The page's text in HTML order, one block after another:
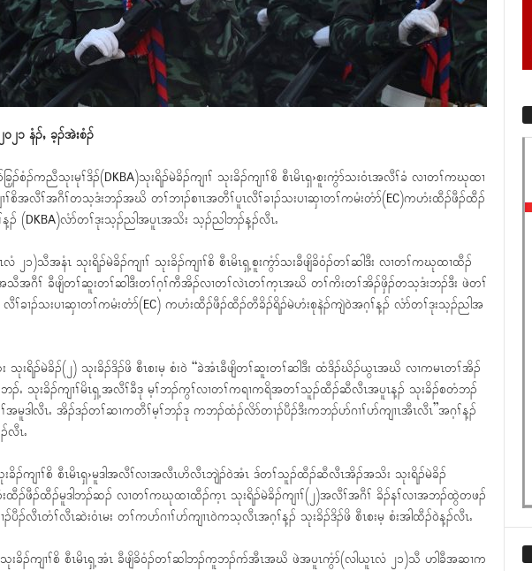
၂၁ နံၣ်ႇ ခ့ၣ်အဲးစံၣ်
ြ့ၣ်စံၣ်ကညီသုးမုၢ်ဒိၣ်(DKBA)သုးရိၣ်မဲခိၣ်ကျၢၢ် သုးခိၣ်ကျၢၢ်စိ စီၤမိၤရှ›စူးကွံာ်သး၀ံၤအလီၢ်ခံ လၢတၢ်ကဃုထၢ
ၢ်စိအလီၢ်အဂီၢ်တသ့ဒံးဘၣ်အဃိ တၢ်ဘၢၣ်စၢၤအတီၢ်ပူၤလီၢ်ခၢၣ်သးပၢဆှၢတၢ်ကမံးတံာ်(EC)ကဟံးထီၣ်ဖီၣ်ထီၣ်
ၣ် (DKBA)လံာ်တၢ်ဒုးသ့ၣ်ညါအပူၤအသိး သ့ၣ်ညါဘၣ်န့ၣ်လီၤႉ
၂၁)သီအနံၤ သုးရိၣ်မဲခိၣ်ကျၢၢ် သုးခိၣ်ကျၢၢ်စိ စီၤမိၤရှ့စူးကွံာ်သးခီဖျိခိ၀ံၣ်တၢ်ဆါဒီး လၢတၢ်ကဃုထၢထီၣ်
အသီအဂီၢ် ခီဖျိတၢ်ဆူးတၢ်ဆါဒီးတၢ်ဂ့ၢ်ကီအိၣ်လၢတၢ်လဲၤတၢ်က့ၤအဃိ တၢ်ကိးတၢ်အိၣ်ဖှိၣ်တသ့ဒံးဘၣ်ဒီး ဖဲတၢ်
လီၢ်ခၢၣ်သးပၢဆှၢတၢ်ကမံးတံာ်(EC) ကဟံးထီၣ်ဖီၣ်ထီၣ်တီခိၣ်ရိၣ်မဲဟံးစုနဲၣ်ကျဲ၀ဲအဂ့ၢ်န့ၣ် လံာ်တၢ်ဒုးသ့ၣ်ညါအ
း သုးရိၣ်မဲခိၣ်(၂) သုးခိၣ်ဒိၣ်ဖိ စီၤစးမ့ စံး၀ဲ “ခဲအံၤခီဖျိတၢ်ဆူးတၢ်ဆါဒီး ထံဒိၣ်ဃိၣ်ယွၤအဃိ လၢကမၤတၢ်အိၣ်
ၣ်ႉ သုးခိၣ်ကျၢၢ်မိၤရှ့အလီၢ်ခီဒု မ့ၢ်ဘၣ်ကွၢ်လၢတၢ်ကရၢကရိအတၢ်သူၣ်ထီၣ်ဆီလီၤအပူၤန့ၣ် သုးခိၣ်စတံဘၣ်
မူဒါလီၤႉ အိၣ်ဒၣ်တၢ်ဆၢကတီၢ်မ့ၢ်ဘၣ်ဒု ကဘၣ်ထံၣ်လိာ်တၢၣ်ပီၣ်ဒီးကဘၣ်ပာ်ဂၢၢ်ပာ်ကျၢၤအီၤလီၤ”အဂ့ၢ်န့ၣ်
လီၤႉ
ခိၣ်ကျၢၢ်စိ စီၤမိၤရှ›မူဒါအလီၢ်လၢအလီၤဟိလီၤဘျဲၣ်၀ဲအံၤ ဒ်တၢ်သူၣ်ထီၣ်ဆီလီၤအိၣ်အသိး သုးရိၣ်မဲခိၣ်
ထီၣ်ဖီၣ်ထီၣ်မူဒါဘၣ်ဆၣ် လၢတၢ်ကဃုထၢထီၣ်က့ၤ သုးရိၣ်မဲခိၣ်ကျၢၢ်(၂)အလီၢ်အဂီၢ် ခိၣ်နၢ်လၢအဘၣ်ထွဲတဖၣ်
လီၤတံၢ်လီၤဆဲး၀ံၤမး တၢ်ကပာ်ဂၢၢ်ပာ်ကျၢၤ၀ဲကသ့လီၤအဂ့ၢ်န့ၣ် သုးခိၣ်ဒိၣ်ဖိ စီၤစးမ့ စံးအါထီၣ်၀ဲန့ၣ်လီၤႉ
သုးခိၣ်ကျၢၢ်စိ စီၤမိၤရှ့အံၤ ခီဖျိခိ၀ံၣ်တၢ်ဆါဘၣ်ကူဘၣ်ဂာ်အီၤအဃိ ဖဲအပူၤကွံာ်(လါယူၤလံ ၂၁)သီ ဟါခီအဆၢက